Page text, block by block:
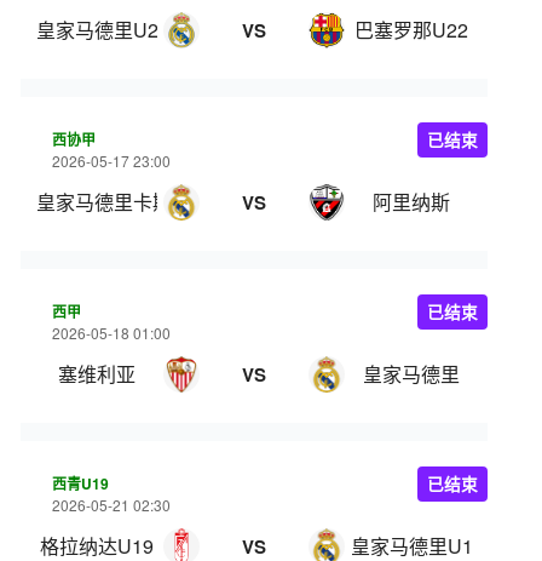
皇家马德里U22 VS 巴塞罗那U22
西协甲
2026-05-17 23:00
皇家马德里卡斯蒂亚 VS 阿里纳斯
已结束
西甲
2026-05-18 01:00
塞维利亚 VS 皇家马德里
已结束
西青U19
2026-05-21 02:30
格拉纳达U19 VS 皇家马德里U19
已结束